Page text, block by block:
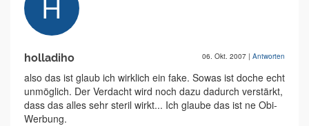
holladiho 06. Okt. 2007 | Antworten
also das ist glaub ich wirklich ein fake. Sowas ist doche echt
unmöglich. Der Verdacht wird noch dazu dadurch verstärkt,
dass das alles sehr steril wirkt... Ich glaube das ist ne Obi-
Werbung.